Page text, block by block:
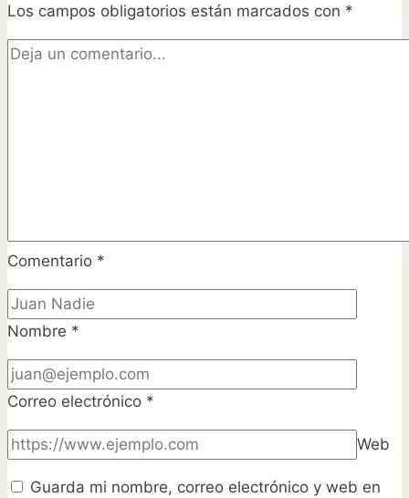
Los campos obligatorios están marcados con *
Comentario *
Nombre *
Correo electrónico *
Web
Guarda mi nombre, correo electrónico y web en